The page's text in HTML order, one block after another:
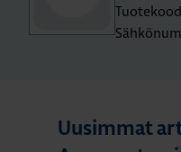
Uusimmat